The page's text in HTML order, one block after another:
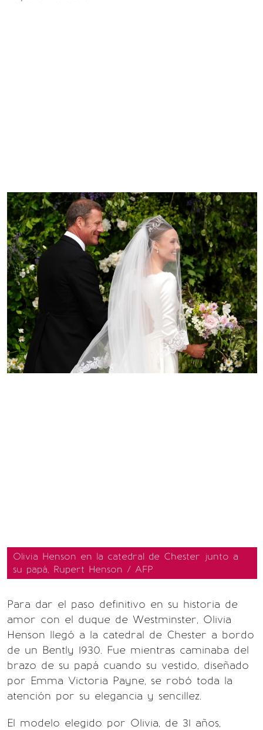
Olivia Henson en la catedral de Chester junto a
su papá, Rupert Henson / AFP
Para dar el paso definitivo en su historia de
amor con el duque de Westminster, Olivia
Henson llegó a la catedral de Chester a bordo
de un Bently 1930. Fue mientras caminaba del
brazo de su papá cuando su vestido, diseñado
por Emma Victoria Payne, se robó toda la
atención por su elegancia y sencillez.
El modelo elegido por Olivia, de 31 años,